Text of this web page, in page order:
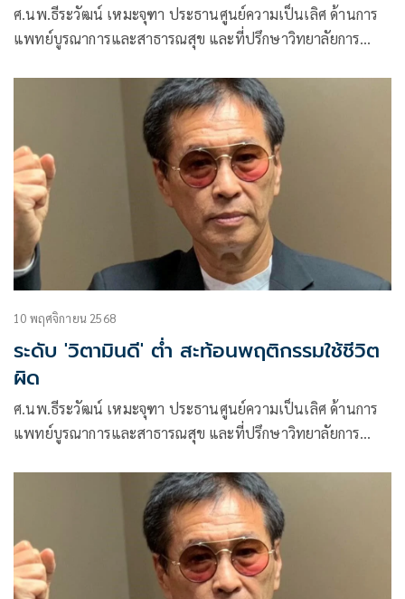
ศ.นพ.ธีระวัฒน์ เหมะจุฑา ประธานศูนย์ความเป็นเลิศ ด้านการ
แพทย์บูรณาการและสาธารณสุข และที่ปรึกษาวิทยาลัยการ
ซบุ๊กว่า ยาต้านไข้หวัดใหญ่เกือบทั้งหมดมีผลเพียงเล็กน้อยหรือ
10 พฤศจิกายน 2568
ระดับ 'วิตามินดี' ต่ำ สะท้อนพฤติกรรมใช้ชีวิต
ผิด
ศ.นพ.ธีระวัฒน์ เหมะจุฑา ประธานศูนย์ความเป็นเลิศ ด้านการ
แพทย์บูรณาการและสาธารณสุข และที่ปรึกษาวิทยาลัยการ
ซบุ๊กว่า วิตามินดีต่ำ คือใช้ชีวิตผิด